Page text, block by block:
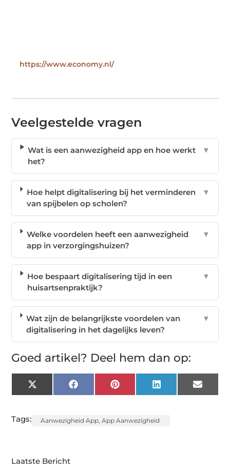
https://www.economy.nl/
Veelgestelde vragen
Wat is een aanwezigheid app en hoe werkt
het?
▼
Hoe helpt digitalisering bij het verminderen
van spijbelen op scholen?
▼
Welke voordelen heeft een aanwezigheid
app in verzorgingshuizen?
▼
Hoe bespaart digitalisering tijd in een
huisartsenpraktijk?
▼
Wat zijn de belangrijkste voordelen van
digitalisering in het dagelijks leven?
▼
Goed artikel? Deel hem dan op:
X
(Twitter)
FacebookPinterest LinkedIn Email
Tags: Aanwezigheid App ,App Aanwezigheid
Laatste Bericht